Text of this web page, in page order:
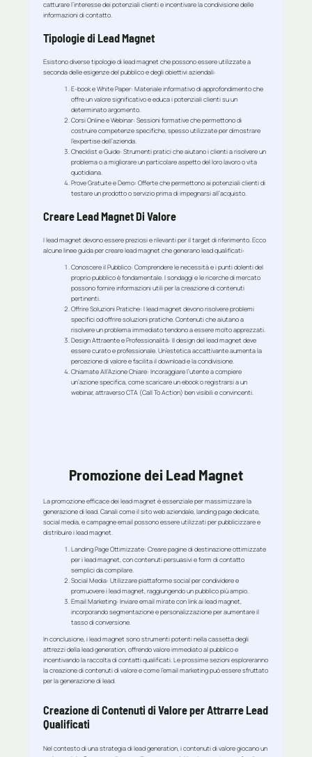
catturare l’interesse dei potenziali clienti e incentivare la condivisione delle
informazioni di contatto.
Tipologie di Lead Magnet
Esistono diverse tipologie di lead magnet che possono essere utilizzate a
seconda delle esigenze del pubblico e degli obiettivi aziendali:
E-book e White Paper: Materiale informativo di approfondimento che
offre un valore significativo e educa i potenziali clienti su un
determinato argomento.
Corsi Online e Webinar: Sessioni formative che permettono di
costruire competenze specifiche, spesso utilizzate per dimostrare
l’expertise dell’azienda.
Checklist e Guide: Strumenti pratici che aiutano i clienti a risolvere un
problema o a migliorare un particolare aspetto del loro lavoro o vita
quotidiana.
Prove Gratuite e Demo: Offerte che permettono ai potenziali clienti di
testare un prodotto o servizio prima di impegnarsi all’acquisto.
Creare Lead Magnet Di Valore
I lead magnet devono essere preziosi e rilevanti per il target di riferimento. Ecco
alcune linee guida per creare lead magnet che generano lead qualificati:
Conoscere il Pubblico: Comprendere le necessità e i punti dolenti del
proprio pubblico è fondamentale. I sondaggi e le ricerche di mercato
possono fornire informazioni utili per la creazione di contenuti
pertinenti.
Offrire Soluzioni Pratiche: I lead magnet devono risolvere problemi
specifici od offrire soluzioni pratiche. Contenuti che aiutano a
risolvere un problema immediato tendono a essere molto apprezzati.
Design Attraente e Professionalità: Il design del lead magnet deve
essere curato e professionale. Un’estetica accattivante aumenta la
percezione di valore e facilita il download e la condivisione.
Chiamate All’Azione Chiare: Incoraggiare l’utente a compiere
un’azione specifica, come scaricare un ebook o registrarsi a un
webinar, attraverso CTA (Call To Action) ben visibili e convincenti.
Promozione dei Lead Magnet
La promozione efficace dei lead magnet è essenziale per massimizzare la
generazione di lead. Canali come il sito web aziendale, landing page dedicate,
social media, e campagne email possono essere utilizzati per pubblicizzare e
distribuire i lead magnet.
Landing Page Ottimizzate: Creare pagine di destinazione ottimizzate
per i lead magnet, con contenuti persuasivi e form di contatto
semplici da compilare.
Social Media: Utilizzare piattaforme social per condividere e
promuovere i lead magnet, raggiungendo un pubblico più ampio.
Email Marketing: Inviare email mirate con link ai lead magnet,
incorporando segmentazione e personalizzazione per aumentare il
tasso di conversione.
In conclusione, i lead magnet sono strumenti potenti nella cassetta degli
attrezzi della lead generation, offrendo valore immediato al pubblico e
incentivando la raccolta di contatti qualificati. Le prossime sezioni esploreranno
la creazione di contenuti di valore e come l’email marketing può essere sfruttato
per la generazione di lead.
Creazione di Contenuti di Valore per Attrarre Lead
Qualificati
Nel contesto di una strategia di lead generation, i contenuti di valore giocano un